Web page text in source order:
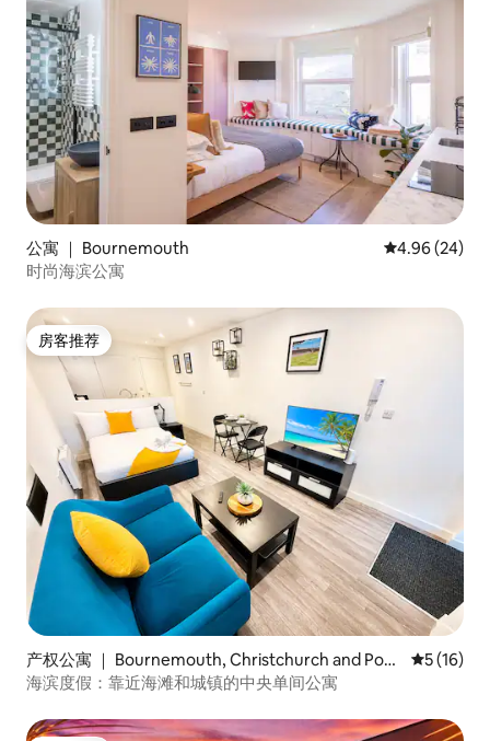
公寓 ｜ Bournemouth 平均评分 4.96
4.96 (24)
时尚海滨公寓
房客推荐
房客推荐
产权公寓 ｜ Bournemouth, Christchurch and Pool
e
平均评分
5 (16)
海滨度假：靠近海滩和城镇的中央单间公寓